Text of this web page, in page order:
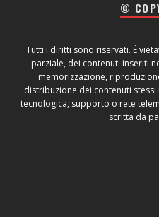
©
Tutti i diritti sono riservati. È
parziale, dei contenuti inseriti
memorizzazione,
distribuzione dei contenuti
tecnologica, supporto o rete
scritta da